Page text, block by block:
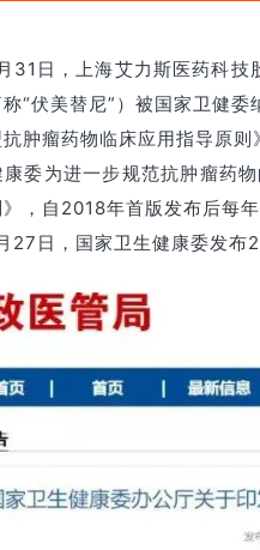
31日，上海艾力斯医药科
“伏美替尼”）被国家卫健
肿瘤药物临床应用指导原则》
委为进一步规范抗肿瘤药
》，自2018年首版发布后每
27日，国家卫生健康委发布